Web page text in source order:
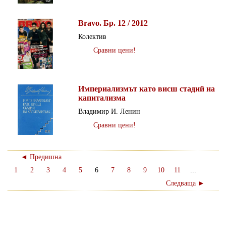
Bravo. Бр. 12 / 2012
Колектив
Сравни цени!
Империализмът като висш стадий на
капитализма
Владимир И. Ленин
Сравни цени!
◄ Предишна
1
2 3 4 5 6 7 8 9 10 11
...
Следваща ►